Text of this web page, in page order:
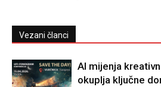
Vezani članci
AI mijenja
okuplja ključne